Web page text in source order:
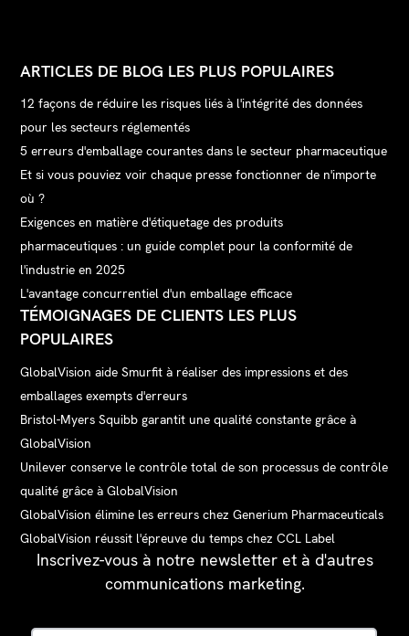
ARTICLES DE BLOG LES PLUS POPULAIRES
12 façons de réduire les risques liés à l'intégrité des données
pour les secteurs réglementés
5 erreurs d'emballage courantes dans le secteur pharmaceutique
Et si vous pouviez voir chaque presse fonctionner de n'importe
où ?
Exigences en matière d'étiquetage des produits
pharmaceutiques : un guide complet pour la conformité de
l'industrie en 2025
L'avantage concurrentiel d'un emballage efficace
TÉMOIGNAGES DE CLIENTS LES PLUS
POPULAIRES
GlobalVision aide Smurfit à réaliser des impressions et des
emballages exempts d'erreurs
Bristol-Myers Squibb garantit une qualité constante grâce à
GlobalVision
Unilever conserve le contrôle total de son processus de contrôle
qualité grâce à GlobalVision
GlobalVision élimine les erreurs chez Generium Pharmaceuticals
GlobalVision réussit l'épreuve du temps chez CCL Label
Inscrivez-vous à notre newsletter et à d'autres
communications marketing.